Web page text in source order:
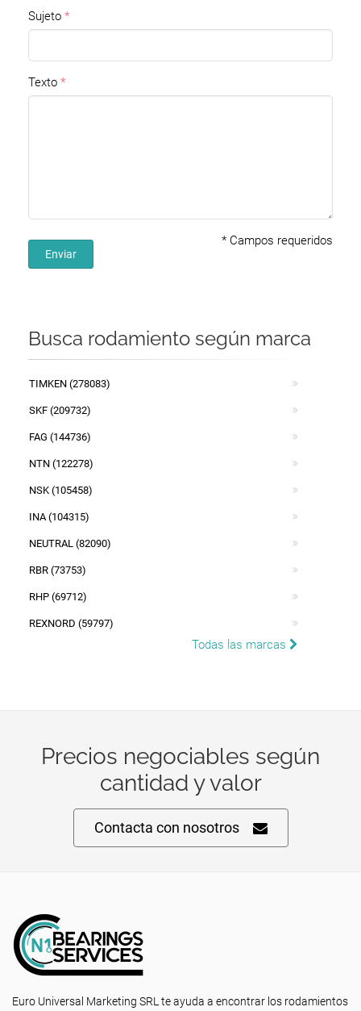
Sujeto
Texto
* Campos requeridos
Enviar
Busca rodamiento según marca
TIMKEN (278083)
SKF (209732)
FAG (144736)
NTN (122278)
NSK (105458)
INA (104315)
NEUTRAL (82090)
RBR (73753)
RHP (69712)
REXNORD (59797)
Todas las marcas
Precios negociables según
cantidad y valor
Contacta con nosotros
Euro Universal Marketing SRL te ayuda a encontrar los rodamientos